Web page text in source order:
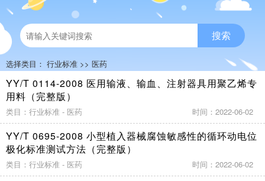
搜索
选择类目： 行业标准 >> 医药
YY/T 0114-2008 医用输液、输血、注射器具用聚乙烯专
用料（完整版）
类目：行业标准 - 医药 时间：2022-06-02
YY/T 0695-2008 小型植入器械腐蚀敏感性的循环动电位
极化标准测试方法（完整版）
类目：行业标准 - 医药 时间：2022-06-02